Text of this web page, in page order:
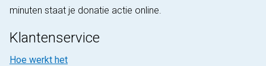
minuten staat je donatie actie online.
Klantenservice
Hoe werkt het